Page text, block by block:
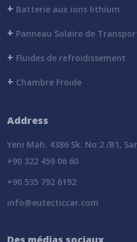
+ Batterie aux ions lithium
+ Panneau Solaire de
+ Fluides de refroidissement
+ Chambre Froide
Address
Yeni Mah. 4386 Sk. No:2 /B1,
+90 322 459 06 60
+90 535 792 6192
info@eutecticcar.com